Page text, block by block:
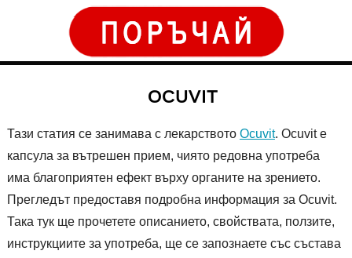
OCUVIT
Тази статия се занимава с лекарството Ocuvit. Ocuvit е
капсула за вътрешен прием, чиято редовна употреба
има благоприятен ефект върху органите на зрението.
Прегледът предоставя подробна информация за Ocuvit.
Така тук ще прочетете описанието, свойствата, ползите,
инструкциите за употреба, ще се запознаете със състава